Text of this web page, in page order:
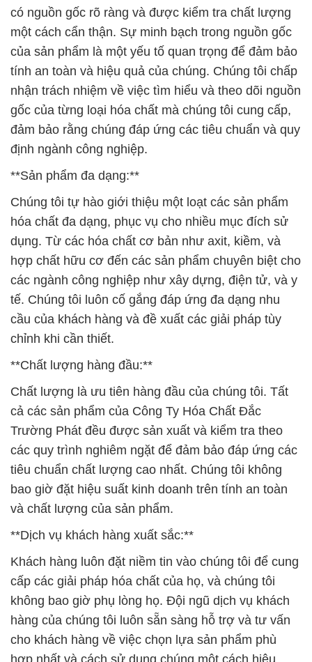
có nguồn gốc rõ ràng và được kiểm tra chất lượng
một cách cẩn thận. Sự minh bạch trong nguồn gốc
của sản phẩm là một yếu tố quan trọng để đảm bảo
tính an toàn và hiệu quả của chúng. Chúng tôi chấp
nhận trách nhiệm về việc tìm hiểu và theo dõi nguồn
gốc của từng loại hóa chất mà chúng tôi cung cấp,
đảm bảo rằng chúng đáp ứng các tiêu chuẩn và quy
định ngành công nghiệp.
**Sản phẩm đa dạng:**
Chúng tôi tự hào giới thiệu một loạt các sản phẩm
hóa chất đa dạng, phục vụ cho nhiều mục đích sử
dụng. Từ các hóa chất cơ bản như axit, kiềm, và
hợp chất hữu cơ đến các sản phẩm chuyên biệt cho
các ngành công nghiệp như xây dựng, điện tử, và y
tế. Chúng tôi luôn cố gắng đáp ứng đa dạng nhu
cầu của khách hàng và đề xuất các giải pháp tùy
chỉnh khi cần thiết.
**Chất lượng hàng đầu:**
Chất lượng là ưu tiên hàng đầu của chúng tôi. Tất
cả các sản phẩm của Công Ty Hóa Chất Đắc
Trường Phát đều được sản xuất và kiểm tra theo
các quy trình nghiêm ngặt để đảm bảo đáp ứng các
tiêu chuẩn chất lượng cao nhất. Chúng tôi không
bao giờ đặt hiệu suất kinh doanh trên tính an toàn
và chất lượng của sản phẩm.
**Dịch vụ khách hàng xuất sắc:**
Khách hàng luôn đặt niềm tin vào chúng tôi để cung
cấp các giải pháp hóa chất của họ, và chúng tôi
không bao giờ phụ lòng họ. Đội ngũ dịch vụ khách
hàng của chúng tôi luôn sẵn sàng hỗ trợ và tư vấn
cho khách hàng về việc chọn lựa sản phẩm phù